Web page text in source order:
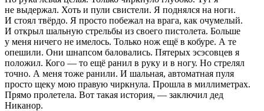
не выдержал. Хоть и пули свистели. Я поднялся на ноги.
И стоял твёрдо. Я просто побежал на врага, как очумелый.
И открыл шальную стрельбы из своего пистолета. Больше
у меня ничего не имелось. Только нож ещё в кобуре. А те
опешили. Они шнапсом баловались. Пятерых эсэсовцев я
положил. Кого — то ещё ранил в руку и в ногу. Но стрелял
точно. А меня тоже ранили. И шальная, автоматная пуля
просто щеку мою правую чиркнула. Прошла в миллиметрах.
Прямо пролетела. Вот такая история, — заключил дед
Никанор.